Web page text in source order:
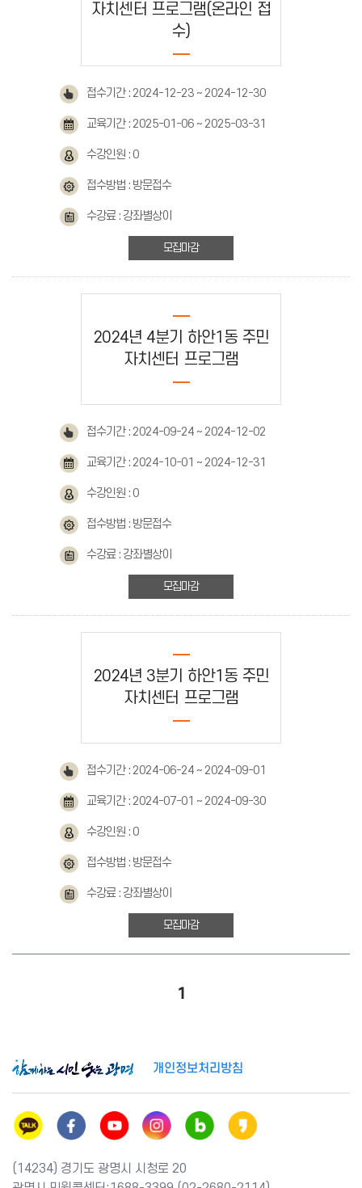
자치센터 프로그램(온라인 접
수)
접수기간 : 2024-12-23 ~ 2024-12-30
교육기간 : 2025-01-06 ~ 2025-03-31
수강인원 : 0
접수방법 : 방문접수
수강료 : 강좌별상이
모집마감
2024년 4분기 하안1동 주민
자치센터 프로그램
접수기간 : 2024-09-24 ~ 2024-12-02
교육기간 : 2024-10-01 ~ 2024-12-31
수강인원 : 0
접수방법 : 방문접수
수강료 : 강좌별상이
모집마감
2024년 3분기 하안1동 주민
자치센터 프로그램
접수기간 : 2024-06-24 ~ 2024-09-01
교육기간 : 2024-07-01 ~ 2024-09-30
수강인원 : 0
접수방법 : 방문접수
수강료 : 강좌별상이
모집마감
1
개인정보처리방침
(14234) 경기도 광명시 시청로 20